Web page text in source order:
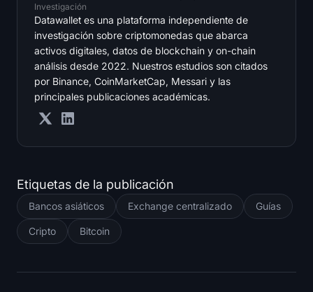
Investigación
Datawallet es una plataforma independiente de
investigación sobre criptomonedas que abarca
activos digitales, datos de blockchain y on-chain
análisis desde 2022. Nuestros estudios son citados
por Binance, CoinMarketCap, Messari y las
principales publicaciones académicas.
Etiquetas de la publicación
Bancos asiáticos Exchange centralizado Guías
Cripto Bitcoin